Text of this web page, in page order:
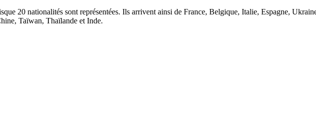
20 nationalités sont représentées. Ils arrivent ainsi de France, Belgique, Italie, Espagne,
Taïwan, Thaïlande et Inde.